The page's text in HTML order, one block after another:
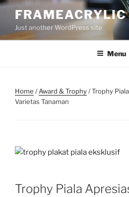
Skip
content
FRAMEACRYLIC
Just another WordPress site
Menu
Home /Award & Trophy/ Trophy
Varietas Tanaman
Trophy Piala